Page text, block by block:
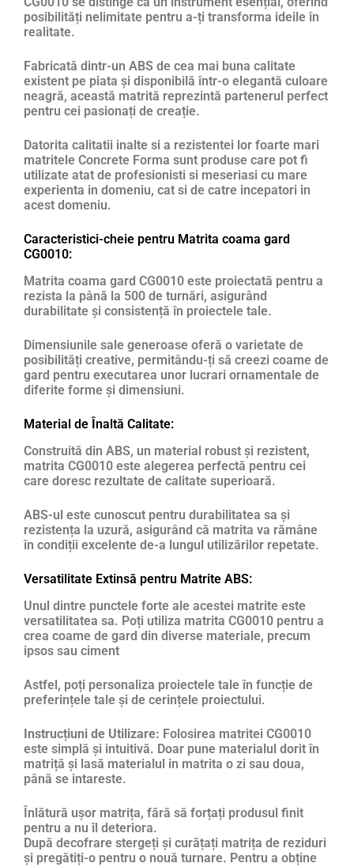
posibilități nelimitate pentru a-ți transforma ideile în
realitate.
Fabricată dintr-un ABS de cea mai buna calitate
existent pe piata și disponibilă într-o elegantă culoare
neagră, această matrită reprezintă partenerul perfect
pentru cei pasionați de creație.
Datorita calitatii inalte si a rezistentei lor foarte mari
matritele Concrete Forma sunt produse care pot fi
utilizate atat de profesionisti si meseriasi cu mare
experienta in domeniu, cat si de catre incepatori in
acest domeniu.
Caracteristici-cheie pentru Matrita coama gard
CG0010:
Matrita coama gard CG0010 este proiectată pentru a
rezista la până la 500 de turnări, asigurând
durabilitate și consistență în proiectele tale.
Dimensiunile sale generoase oferă o varietate de
posibilități creative, permitându-ți să creezi coame de
gard pentru executarea unor lucrari ornamentale de
diferite forme și dimensiuni.
Material de Înaltă Calitate:
Construită din ABS, un material robust și rezistent,
matrita CG0010 este alegerea perfectă pentru cei
care doresc rezultate de calitate superioară.
ABS-ul este cunoscut pentru durabilitatea sa și
rezistența la uzură, asigurând că matrita va rămâne
în condiții excelente de-a lungul utilizărilor repetate.
Versatilitate Extinsă pentru Matrite ABS:
Unul dintre punctele forte ale acestei matrite este
versatilitatea sa. Poți utiliza matrita CG0010 pentru a
crea coame de gard din diverse materiale, precum
ipsos sau ciment
Astfel, poți personaliza proiectele tale în funcție de
preferințele tale și de cerințele proiectului.
Instrucțiuni de Utilizare: Folosirea matritei CG0010
este simplă și intuitivă. Doar pune materialul dorit în
matriță și lasă materialul in matrita o zi sau doua,
până se intareste.
Înlătură ușor matrița, fără să forțați produsul finit
pentru a nu îl deteriora.
După decofrare stergeți și curățați matrița de reziduri
și pregătiți-o pentru o nouă turnare. Pentru a obține